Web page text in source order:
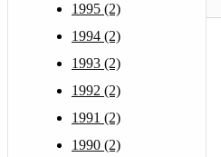
1995 (2)
1994 (2)
1993 (2)
1992 (2)
1991 (2)
1990 (2)